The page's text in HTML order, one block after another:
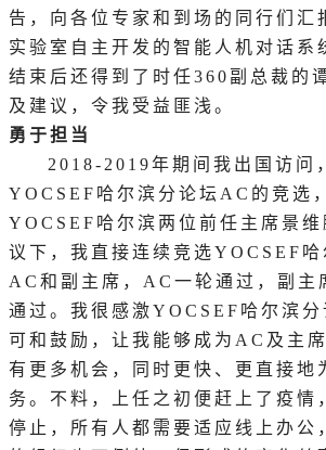
告，向各位专家和到场的同行们汇
实验室自主开发的智能人机对话系
结束后还得到了时任360副总裁的
及建议，令我受益匪浅。
勇于担当
2018-2019年期间我出国访问
YOCSEF哈尔滨分论坛AC的竞选
YOCSEF哈尔滨两位前任主席景维
议下，我直接连续竞选YOCSEF哈
AC和副主席，AC一轮通过，副主
通过。我很感激YOCSEF哈尔滨分
可和鼓励，让我能够成为AC及主
有更多机会，同时更快、更直接地
务。不料，上任之初便赶上了疫情
停止，所有人都需要适应线上办公